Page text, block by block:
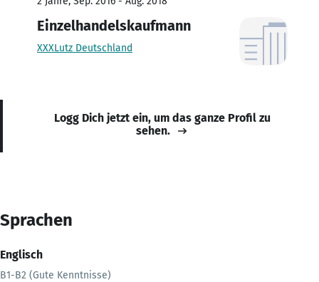
Einzelhandelskaufmann
XXXLutz Deutschland
Logg Dich jetzt ein, um das ganze Profil zu
sehen.
Sprachen
Englisch
B1-B2 (Gute Kenntnisse)